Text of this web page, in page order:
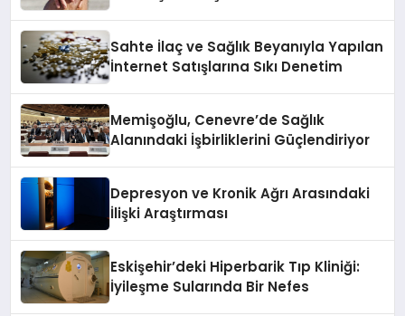
Sahte İlaç ve Sağlık Beyanıyla Yapılan
İnternet Satışlarına Sıkı Denetim
Memişoğlu, Cenevre’de Sağlık
Alanındaki İşbirliklerini Güçlendiriyor
Depresyon ve Kronik Ağrı Arasındaki
İlişki Araştırması
Eskişehir’deki Hiperbarik Tıp Kliniği:
İyileşme Sularında Bir Nefes